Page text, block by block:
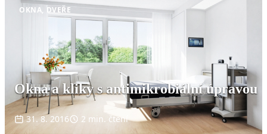
OKNA, DVEŘE
Okna a kliky s antimikrobiální úpravou
31. 8. 2016 2 min. čtení